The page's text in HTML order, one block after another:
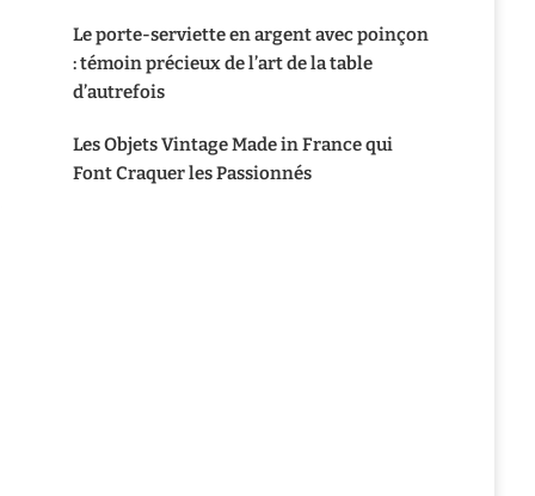
Le porte-serviette en argent avec poinçon
: témoin précieux de l’art de la table
d’autrefois
Les Objets Vintage Made in France qui
Font Craquer les Passionnés